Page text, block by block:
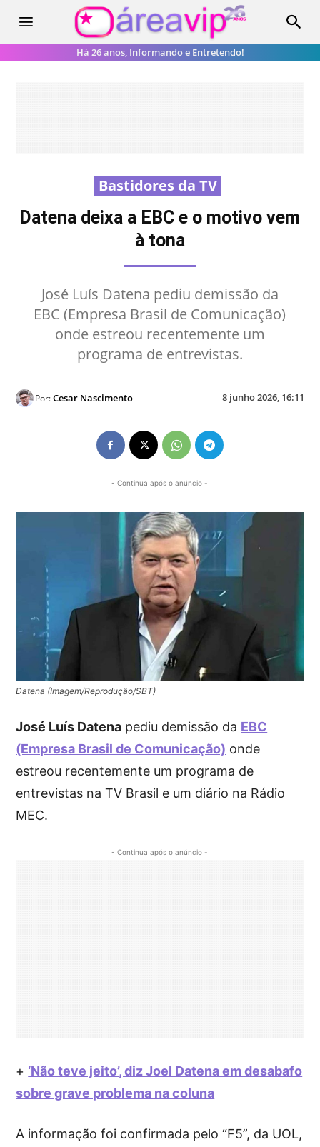
Há 26 anos, Informando e Entretendo!
Bastidores da TV
Datena deixa a EBC e o motivo vem
à tona
José Luís Datena pediu demissão da
EBC (Empresa Brasil de Comunicação)
onde estreou recentemente um
programa de entrevistas.
Por:Cesar Nascimento 8 junho 2026, 16:11
- Continua após o anúncio -
Datena (Imagem/Reprodução/SBT)
José Luís Datena pediu demissão da EBC
(Empresa Brasil de Comunicação) onde
estreou recentemente um programa de
entrevistas na TV Brasil e um diário na Rádio
MEC.
- Continua após o anúncio -
+ ‘Não teve jeito’, diz Joel Datena em desabafo
sobre grave problema na coluna
A informação foi confirmada pelo “F5”, da UOL,